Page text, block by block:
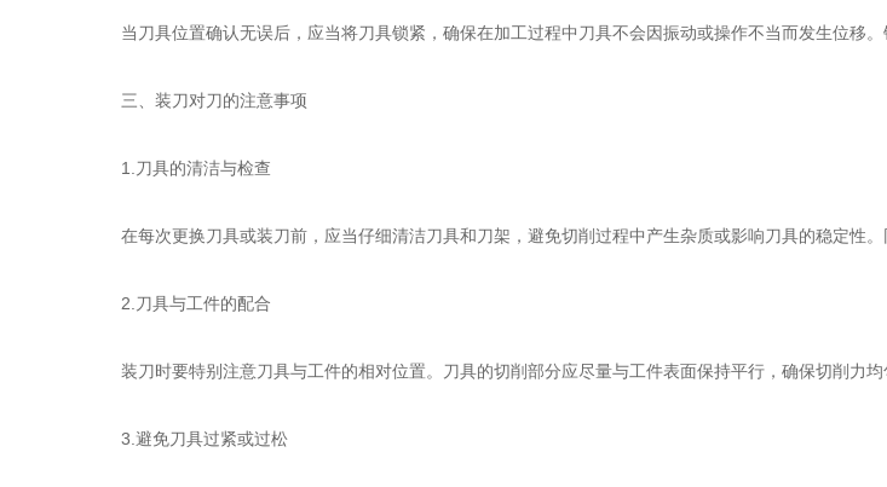
当刀具位置确认无误后，应当将刀具锁紧，确保在加工过程中刀具不会因振动或操作不当而发生位移。
三、装刀对刀的注意事项
1.刀具的清洁与检查
在每次更换刀具或装刀前，应当仔细清洁刀具和刀架，避免切削过程中产生杂质或影响刀具的稳定性。
2.刀具与工件的配合
装刀时要特别注意刀具与工件的相对位置。刀具的切削部分应尽量与工件表面保持平行，确保切削力均
3.避免刀具过紧或过松